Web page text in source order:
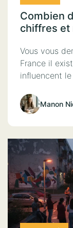
Combien
chiffres et
Vous vous
France il
influencent le
Manon